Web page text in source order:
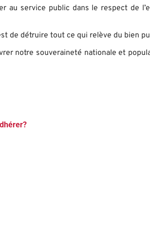
au service public dans le respect de
de détruire tout ce qui relève du bien
notre souveraineté nationale et